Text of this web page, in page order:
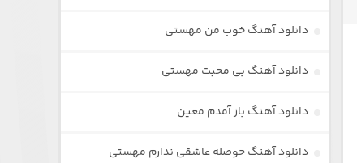
دانلود آهنگ خوب من مهستی
دانلود آهنگ بی محبت مهستی
دانلود آهنگ باز آمدم معین
دانلود آهنگ حوصله عاشقی ندارم مهستی